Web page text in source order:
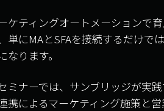
ケティングオートメーションで
単にMAとSFAを接続するだけで
なります。
ミナーでは、サンブリッジが実
携によるマーケティング施策と